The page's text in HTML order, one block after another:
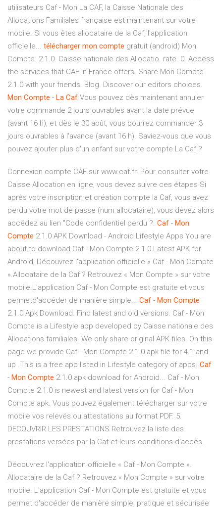
utilisateurs Caf - Mon La CAF, la Caisse Nationale des
Allocations Familiales française est maintenant sur votre
mobile. Si vous êtes allocataire de la Caf, l'application
officielle... télécharger mon compte gratuit (android) Mon
Compte. 2.1.0. Caisse nationale des Allocatio. rate. 0. Access
the services that CAF in France offers. Share Mon Compte
2.1.0 with your friends. Blog. Discover our editors choices.
Mon Compte - La Caf Vous pouvez dès maintenant annuler
votre commande 2 jours ouvrables avant la date prévue
(avant 16 h), et dès le 30 août, vous pourrez commander 3
jours ouvrables à l'avance (avant 16 h). Saviez-vous que vous
pouvez ajouter plus d'un enfant sur votre compte La Caf ?
Connexion compte CAF sur www.caf.fr. Pour consulter votre
Caisse Allocation en ligne, vous devez suivre ces étapes Si
après votre inscription et création compte la Caf, vous avez
perdu votre mot de passe (num allocataire), vous devez alors
accédez au lien "Code confidentiel perdu ?. Caf - Mon
Compte 2.1.0 APK Download - Android Lifestyle Apps You are
about to download Caf - Mon Compte 2.1.0 Latest APK for
Android, Découvrez l'application officielle « Caf - Mon Compte
».Allocataire de la Caf ? Retrouvez « Mon Compte » sur votre
mobile.L'application Caf - Mon Compte est gratuite et vous
permetd'accéder de manière simple... Caf - Mon Compte
2.1.0 Apk Download. Find latest and old versions. Caf - Mon
Compte is a Lifestyle app developed by Caisse nationale des
Allocations familiales. We only share original APK files. On this
page we provide Caf - Mon Compte 2.1.0 apk file for 4.1 and
up .This is a free app listed in Lifestyle category of apps. Caf
- Mon Compte 2.1.0 apk download for Android... Caf - Mon
Compte 2.1.0 is newest and latest version for Caf - Mon
Compte apk. Vous pouvez également télécharger sur votre
mobile vos relevés ou attestations au format PDF. 5.
DECOUVRIR LES PRESTATIONS Retrouvez la liste des
prestations versées par la Caf et leurs conditions d'accès.
‎Découvrez l'application officielle « Caf - Mon Compte ».
Allocataire de la Caf ? Retrouvez « Mon Compte » sur votre
mobile. L'application Caf - Mon Compte est gratuite et vous
permet d'accéder de manière simple, pratique et sécurisée